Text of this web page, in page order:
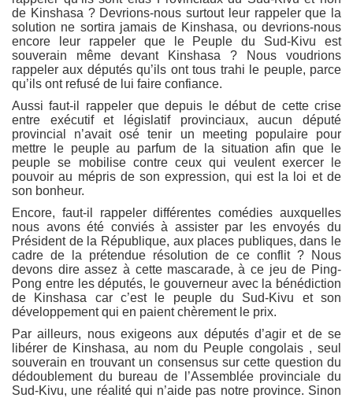
de Kinshasa ? Devrions-nous surtout leur rappeler que la
solution ne sortira jamais de Kinshasa, ou devrions-nous
encore leur rappeler que le Peuple du Sud-Kivu est
souverain même devant Kinshasa ? Nous voudrions
rappeler aux députés qu’ils ont tous trahi le peuple, parce
qu’ils ont refusé de lui faire confiance.
Aussi faut-il rappeler que depuis le début de cette crise
entre exécutif et législatif provinciaux, aucun député
provincial n’avait osé tenir un meeting populaire pour
mettre le peuple au parfum de la situation afin que le
peuple se mobilise contre ceux qui veulent exercer le
pouvoir au mépris de son expression, qui est la loi et de
son bonheur.
Encore, faut-il rappeler différentes comédies auxquelles
nous avons été conviés à assister par les envoyés du
Président de la République, aux places publiques, dans le
cadre de la prétendue résolution de ce conflit ? Nous
devons dire assez à cette mascarade, à ce jeu de Ping-
Pong entre les députés, le gouverneur avec la bénédiction
de Kinshasa car c’est le peuple du Sud-Kivu et son
développement qui en paient chèrement le prix.
Par ailleurs, nous exigeons aux députés d’agir et de se
libérer de Kinshasa, au nom du Peuple congolais , seul
souverain en trouvant un consensus sur cette question du
dédoublement du bureau de l’Assemblée provinciale du
Sud-Kivu, une réalité qui n’aide pas notre province. Sinon